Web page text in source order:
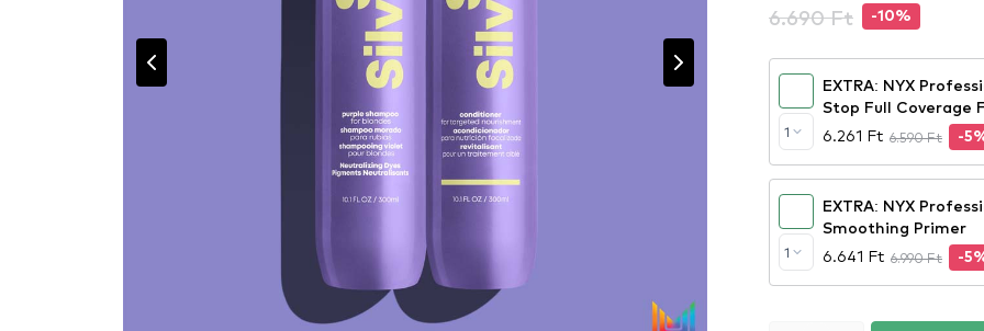
6.690 Ft -10%
1
EXTRA: NYX
Stop Full Coverage
alapozó - True
6.261 Ft 6.590 Ft -
1
EXTRA: NYX
Smoothing Primer
6.641 Ft 6.990 Ft -